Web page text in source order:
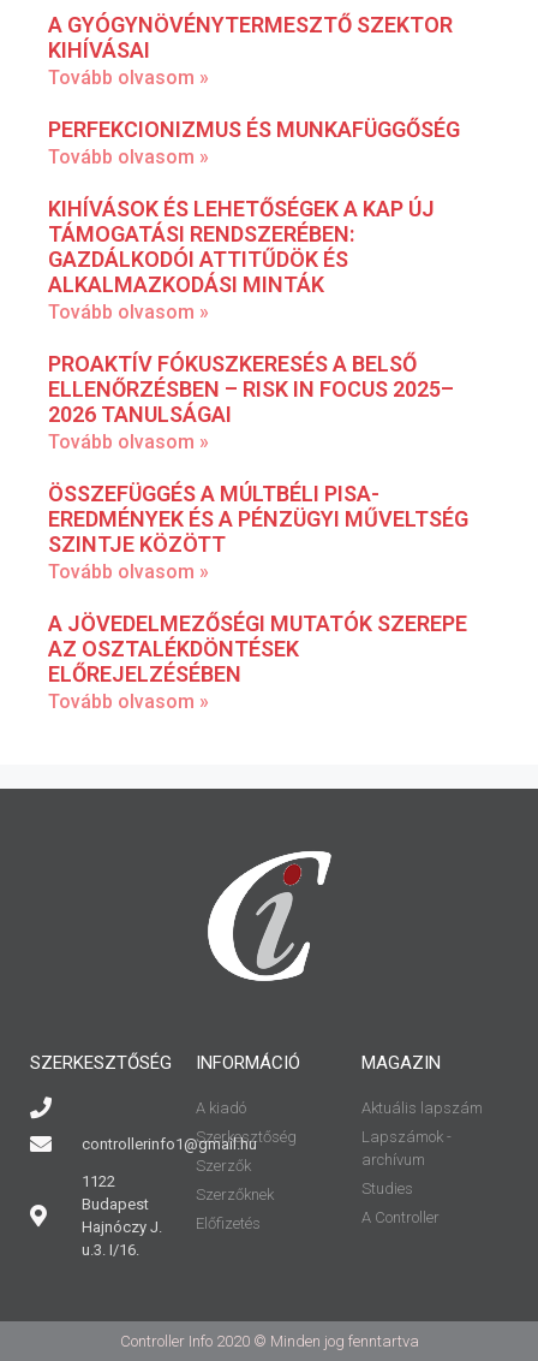
A GYÓGYNÖVÉNYTERMESZTŐ SZEKTOR
KIHÍVÁSAI
Tovább olvasom »
PERFEKCIONIZMUS ÉS MUNKAFÜGGŐSÉG
Tovább olvasom »
KIHÍVÁSOK ÉS LEHETŐSÉGEK A KAP ÚJ
TÁMOGATÁSI RENDSZERÉBEN:
GAZDÁLKODÓI ATTITŰDÖK ÉS
ALKALMAZKODÁSI MINTÁK
Tovább olvasom »
PROAKTÍV FÓKUSZKERESÉS A BELSŐ
ELLENŐRZÉSBEN – RISK IN FOCUS 2025–
2026 TANULSÁGAI
Tovább olvasom »
ÖSSZEFÜGGÉS A MÚLTBÉLI PISA-
EREDMÉNYEK ÉS A PÉNZÜGYI MŰVELTSÉG
SZINTJE KÖZÖTT
Tovább olvasom »
A JÖVEDELMEZŐSÉGI MUTATÓK SZEREPE
AZ OSZTALÉKDÖNTÉSEK
ELŐREJELZÉSÉBEN
Tovább olvasom »
SZERKESZTŐSÉG
controllerinfo1@gmail.hu
1122
Budapest
Hajnóczy J.
u.3. I/16.
INFORMÁCIÓ
A kiadó
Szerkesztőség
Szerzők
Szerzőknek
Előfizetés
MAGAZIN
Aktuális lapszám
Lapszámok -
archívum
Studies
A Controller
Controller Info 2020 © Minden jog fenntartva